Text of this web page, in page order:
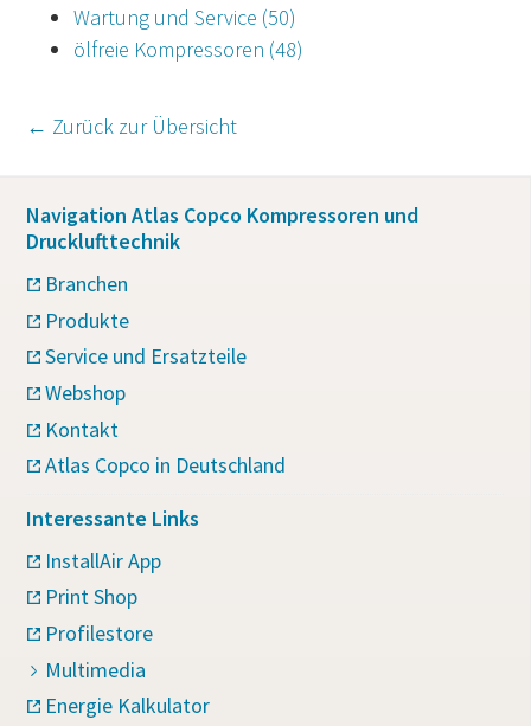
Wartung und Service (50)
ölfreie Kompressoren (48)
← Zurück zur Übersicht
Navigation Atlas Copco Kompressoren und
Drucklufttechnik
Branchen
Produkte
Service und Ersatzteile
Webshop
Kontakt
Atlas Copco in Deutschland
Interessante Links
InstallAir App
Print Shop
Profilestore
Multimedia
Energie Kalkulator